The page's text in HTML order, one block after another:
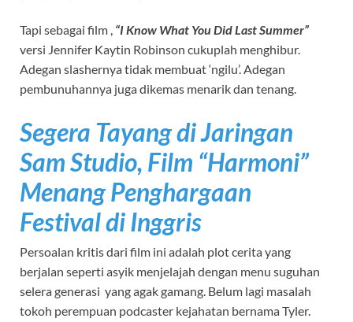
Tapi sebagai film , “I Know What You Did Last Summer”
versi Jennifer Kaytin Robinson cukuplah menghibur.
Adegan slashernya tidak membuat ‘ngilu’. Adegan
pembunuhannya juga dikemas menarik dan tenang.
Segera Tayang di Jaringan
Sam Studio, Film “Harmoni”
Menang Penghargaan
Festival di Inggris
Persoalan kritis dari film ini adalah plot cerita yang
berjalan seperti asyik menjelajah dengan menu suguhan
selera generasi yang agak gamang. Belum lagi masalah
tokoh perempuan podcaster kejahatan bernama Tyler.